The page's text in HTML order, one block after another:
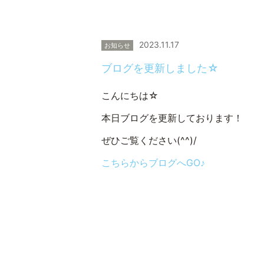
お知らせ 2023.11.17
ブログを更新しました☆
こんにちは☆
本日ブログを更新しております！
ぜひご覧ください(^^)/
こちらからブログへGO♪